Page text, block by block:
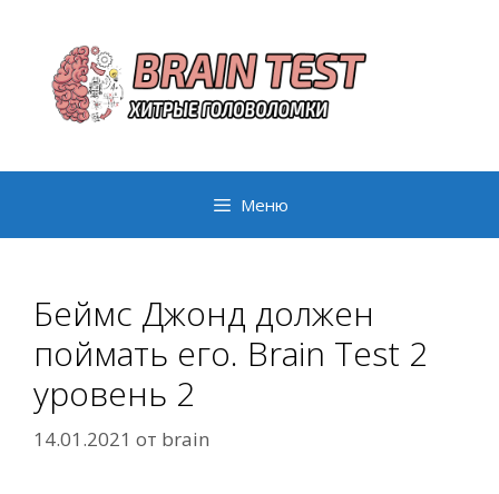
содержимому
Меню
Беймс Джонд должен
поймать его. Brain Test 2
уровень 2
14.01.2021 от brain